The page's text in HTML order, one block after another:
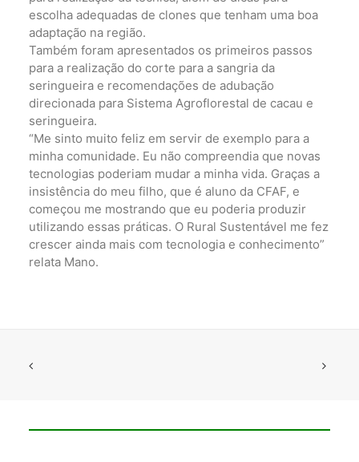
escolha adequadas de clones que tenham uma boa
adaptação na região.
Também foram apresentados os primeiros passos
para a realização do corte para a sangria da
seringueira e recomendações de adubação
direcionada para Sistema Agroflorestal de cacau e
seringueira.
“Me sinto muito feliz em servir de exemplo para a
minha comunidade. Eu não compreendia que novas
tecnologias poderiam mudar a minha vida. Graças a
insistência do meu filho, que é aluno da CFAF, e
começou me mostrando que eu poderia produzir
utilizando essas práticas. O Rural Sustentável me fez
crescer ainda mais com tecnologia e conhecimento”
relata Mano.